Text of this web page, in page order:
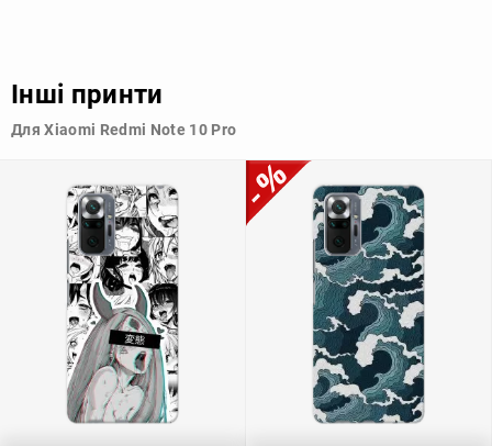
стилю та особистому смаку.
Узагалі, чохол для телефону - це дуже корисний аксесуар, який
Інші принти
Для Xiaomi Redmi Note 10 Pro